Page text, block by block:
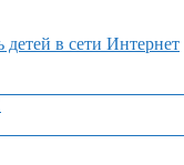
детей в сети Интернет